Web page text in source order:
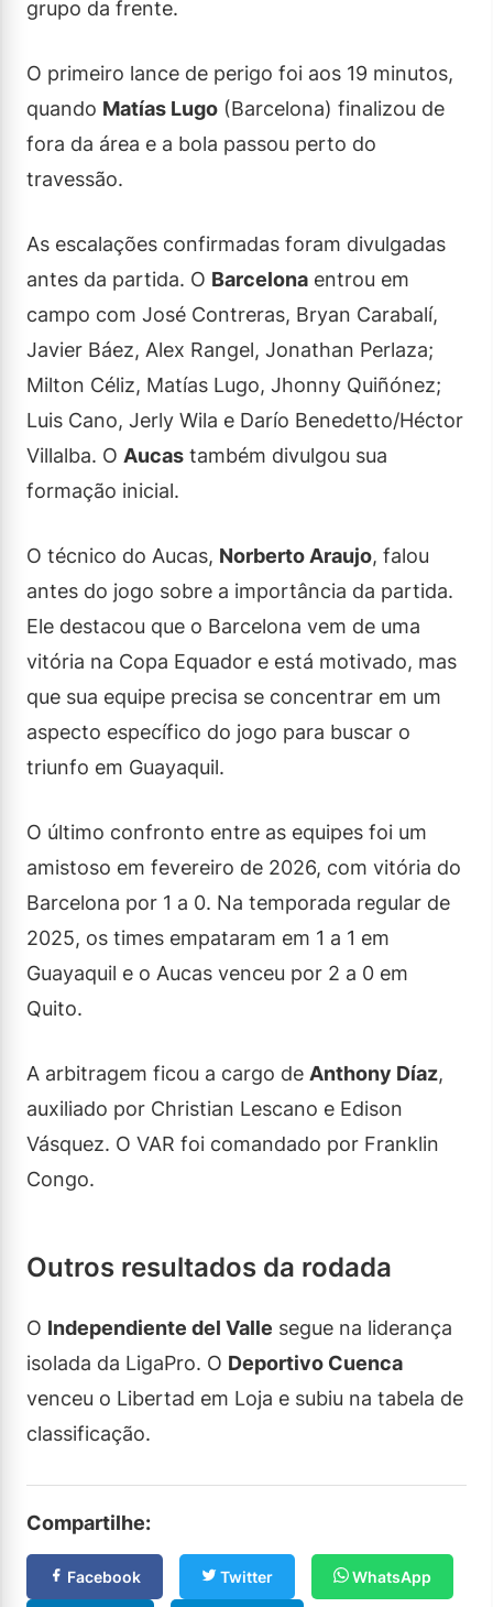
grupo da frente.
O primeiro lance de perigo foi aos 19 minutos,
quando Matías Lugo (Barcelona) finalizou de
fora da área e a bola passou perto do
travessão.
As escalações confirmadas foram divulgadas
antes da partida. O Barcelona entrou em
campo com José Contreras, Bryan Carabalí,
Javier Báez, Alex Rangel, Jonathan Perlaza;
Milton Céliz, Matías Lugo, Jhonny Quiñónez;
Luis Cano, Jerly Wila e Darío Benedetto/Héctor
Villalba. O Aucas também divulgou sua
formação inicial.
O técnico do Aucas, Norberto Araujo, falou
antes do jogo sobre a importância da partida.
Ele destacou que o Barcelona vem de uma
vitória na Copa Equador e está motivado, mas
que sua equipe precisa se concentrar em um
aspecto específico do jogo para buscar o
triunfo em Guayaquil.
O último confronto entre as equipes foi um
amistoso em fevereiro de 2026, com vitória do
Barcelona por 1 a 0. Na temporada regular de
2025, os times empataram em 1 a 1 em
Guayaquil e o Aucas venceu por 2 a 0 em
Quito.
A arbitragem ficou a cargo de Anthony Díaz,
auxiliado por Christian Lescano e Edison
Vásquez. O VAR foi comandado por Franklin
Congo.
Outros resultados da rodada
O Independiente del Valle segue na liderança
isolada da LigaPro. O Deportivo Cuenca
venceu o Libertad em Loja e subiu na tabela de
classificação.
Compartilhe:
Facebook Twitter WhatsApp